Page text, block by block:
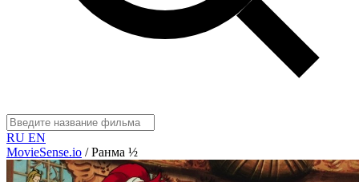
RU EN
MovieSense.io / Ранма ½